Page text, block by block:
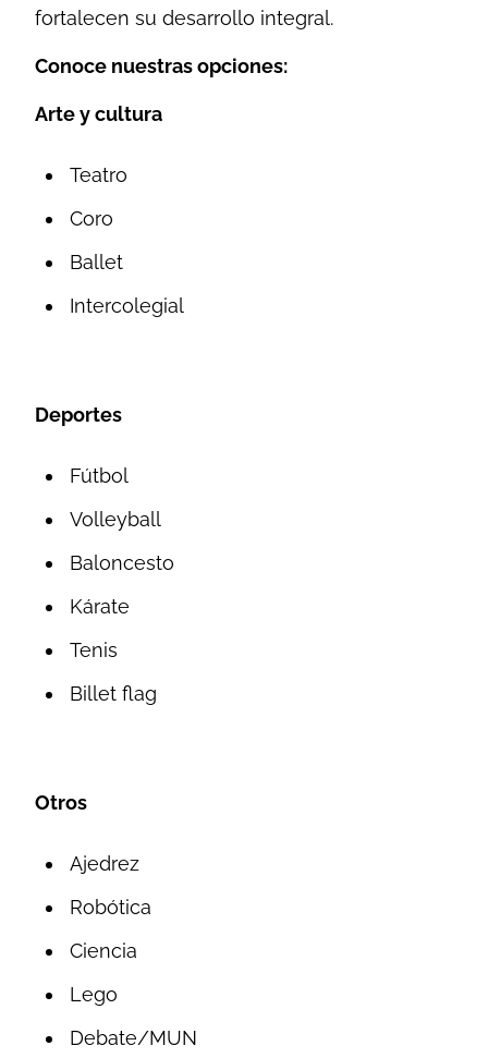
fortalecen su desarrollo integral.
Conoce nuestras opciones:
Arte y cultura
Teatro
Coro
Ballet
Intercolegial
Deportes
Fútbol
Volleyball
Baloncesto
Kárate
Tenis
Billet flag
Otros
Ajedrez
Robótica
Ciencia
Lego
Debate/MUN